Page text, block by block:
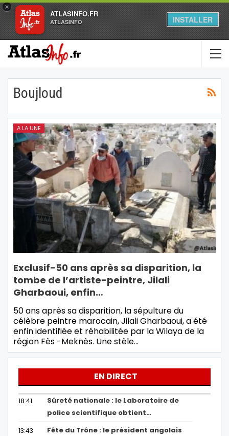
×
ATLASINFO.FR
ATLASINFO INSTALLER
Boujloud
A LA UNE
Exclusif-50 ans après sa disparition, la
tombe de l’artiste-peintre, Jilali
Gharbaoui, enfin…
50 ans après sa disparition, la sépulture du
célèbre peintre marocain, Jilali Gharbaoui, a été
enfin identifiée et réhabilitée par la Wilaya de la
région Fès -Meknès. Une stèle…
EN DIRECT
18:41
Sûreté nationale : le Laboratoire de
police scientifique obtient…
13:43
Fête du Trône : le président angolais